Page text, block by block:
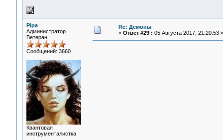
Pipa
Администратор
Ветеран
Сообщений: 3660
Квантовая
инструменталистка
Re: Демоны
« Ответ #29 : 05 Августа 2017, 21:20:53 »